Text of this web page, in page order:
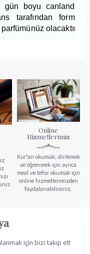
boyu canlandırıp
tarafından formüle
olacaktır.
Online
Hizmetlerimiz
Kur'an okumak, dinlemek
ve öğrenmek için ayrıca
meal ve tefsir okumak için
online hizmetlerimizden
faydalanabilirsiniz.
için bizi takip et!